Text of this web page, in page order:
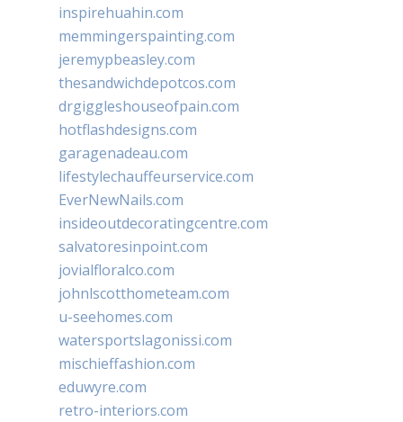
inspirehuahin.com
memmingerspainting.com
jeremypbeasley.com
thesandwichdepotcos.com
drgiggleshouseofpain.com
hotflashdesigns.com
garagenadeau.com
lifestylechauffeurservice.com
EverNewNails.com
insideoutdecoratingcentre.com
salvatoresinpoint.com
jovialfloralco.com
johnlscotthometeam.com
u-seehomes.com
watersportslagonissi.com
mischieffashion.com
eduwyre.com
retro-interiors.com